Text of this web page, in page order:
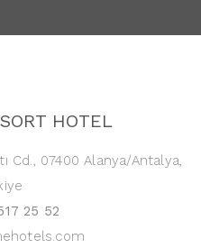
HOTEL
Cd., 07400 Alanya/Antalya,
25 52